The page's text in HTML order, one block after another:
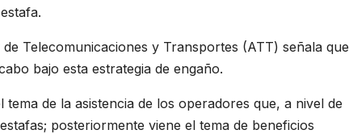
Telecomunicaciones y Transportes (ATT) señala que
bajo esta estrategia de engaño.
de la asistencia de los operadores que, a nivel de
posteriormente viene el tema de beneficios